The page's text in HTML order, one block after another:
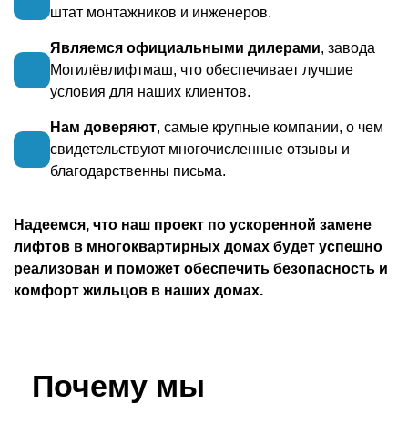
штат монтажников и инженеров.
Являемся официальными дилерами, завода
Могилёвлифтмаш, что обеспечивает лучшие
условия для наших клиентов.
Нам доверяют, самые крупные компании, о чем
свидетельствуют многочисленные отзывы и
благодарственны письма.
Надеемся, что наш проект по ускоренной замене
лифтов в многоквартирных домах будет успешно
реализован и поможет обеспечить безопасность и
комфорт жильцов в наших домах.
Почему мы